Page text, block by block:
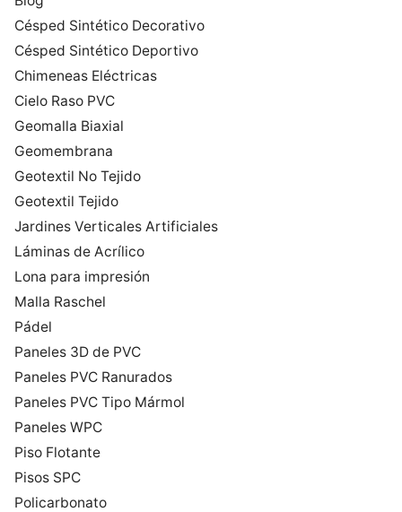
Césped Sintético Decorativo
Césped Sintético Deportivo
Chimeneas Eléctricas
Cielo Raso PVC
Geomalla Biaxial
Geomembrana
Geotextil No Tejido
Geotextil Tejido
Jardines Verticales Artificiales
Láminas de Acrílico
Lona para impresión
Malla Raschel
Pádel
Paneles 3D de PVC
Paneles PVC Ranurados
Paneles PVC Tipo Mármol
Paneles WPC
Piso Flotante
Pisos SPC
Policarbonato